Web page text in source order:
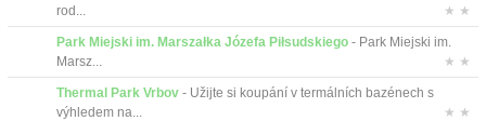
rod...
★ ★
Park Miejski im. Marszałka Józefa Piłsudskiego - Park Miejski im.
Marsz...
★ ★
Thermal Park Vrbov - Užijte si koupání v termálních bazénech s
výhledem na...
★ ★